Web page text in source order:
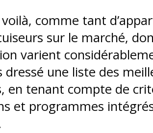
comme tant
sur le marché,
varient
dressé une liste des
en tenant compte de
et programmes